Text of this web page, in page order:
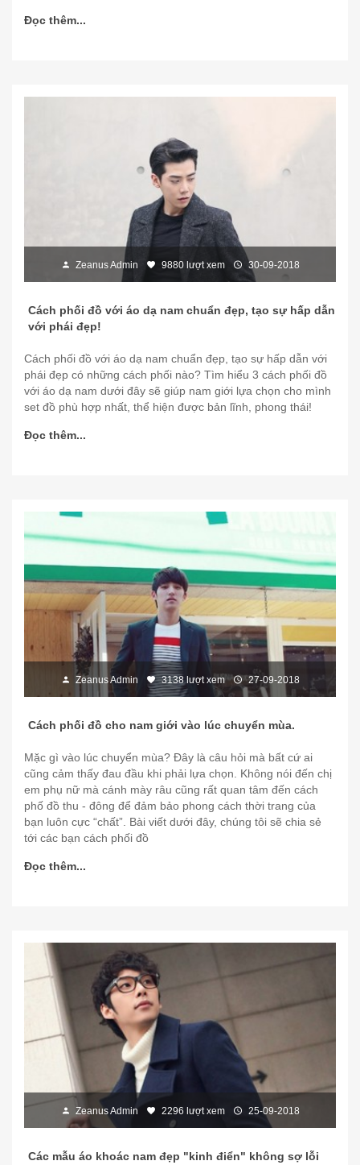
Đọc thêm...
Zeanus Admin 9880 lượt xem 30-09-2018
Cách phối đồ với áo dạ nam chuẩn đẹp, tạo sự hấp dẫn
với phái đẹp!
Cách phối đồ với áo dạ nam chuẩn đẹp, tạo sự hấp dẫn với
phái đẹp có những cách phối nào? Tìm hiểu 3 cách phối đồ
với áo dạ nam dưới đây sẽ giúp nam giới lựa chọn cho mình
set đồ phù hợp nhất, thể hiện được bản lĩnh, phong thái!
Đọc thêm...
Zeanus Admin 3138 lượt xem 27-09-2018
Cách phối đồ cho nam giới vào lúc chuyển mùa.
Mặc gì vào lúc chuyển mùa? Đây là câu hỏi mà bất cứ ai
cũng cảm thấy đau đầu khi phải lựa chọn. Không nói đến chị
em phụ nữ mà cánh mày râu cũng rất quan tâm đến cách
phố đồ thu - đông để đảm bảo phong cách thời trang của
bạn luôn cực “chất”. Bài viết dưới đây, chúng tôi sẽ chia sẻ
tới các bạn cách phối đồ
Đọc thêm...
Zeanus Admin 2296 lượt xem 25-09-2018
Các mẫu áo khoác nam đẹp "kinh điển" không sợ lỗi